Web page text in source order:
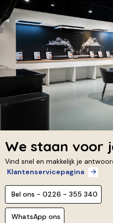
We staan voor
Vind snel en makkelijk je
Klantenservicepagina
Bel ons - 0226 - 355 340
WhatsApp ons